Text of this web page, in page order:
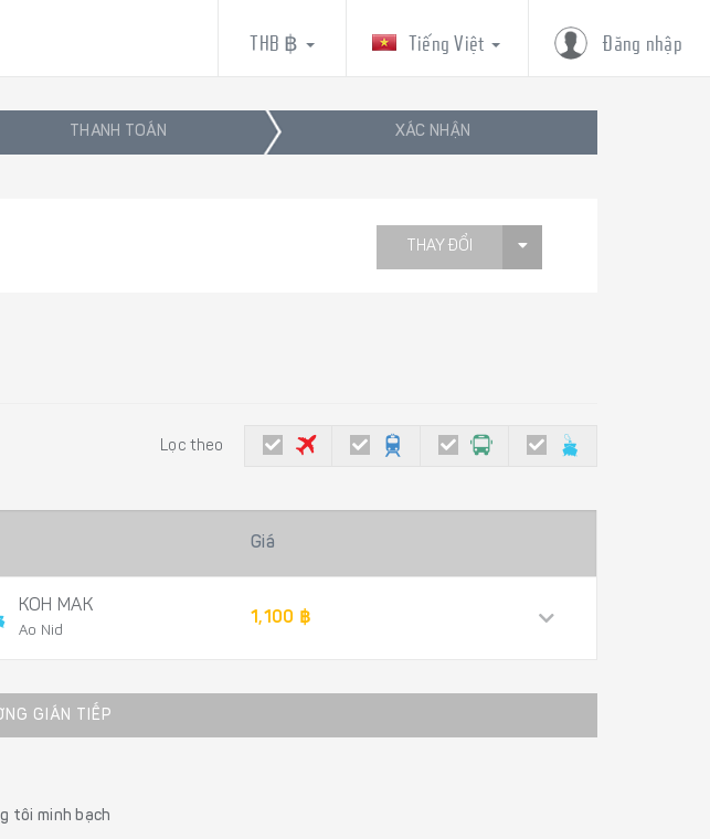
Đăng nhập
Tiếng Việt
THB ฿
THANH TOÁN XÁC NHẬN
THAY ĐỔI
Lọc theo
Giá
KOH MAK
Ao Nid
1,100 ฿
GIÁN TIẾP
tôi minh bạch